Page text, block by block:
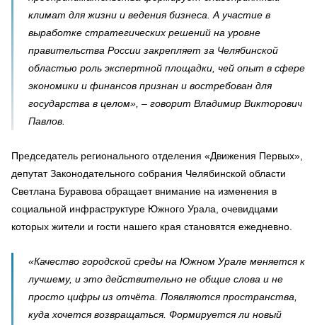
климат для жизни и ведения бизнеса. А участие в
выработке стратегических решений на уровне
правительства России закрепляет за Челябинской
областью роль экспертной площадки, чей опыт в сфере
экономики и финансов признан и востребован для
государства в целом», – говорит Владимир Викторович
Павлов.
Председатель регионального отделения «Движения Первых»,
депутат Законодательного собрания Челябинской области
Светлана Буравова обращает внимание на изменения в
социальной инфраструктуре Южного Урала, очевидцами
которых жители и гости нашего края становятся ежедневно.
«Качество городской среды на Южном Урале меняется к
лучшему, и это действительно не общие слова и не
просто цифры из отчёта. Появляются пространства,
куда хочется возвращаться. Формируется ли новый